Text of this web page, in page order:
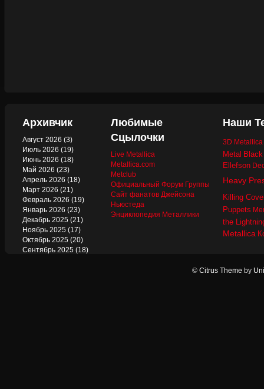
Архивчик
Август 2026 (3)
Июль 2026 (19)
Июнь 2026 (18)
Май 2026 (23)
Апрель 2026 (18)
Март 2026 (21)
Февраль 2026 (19)
Январь 2026 (23)
Декабрь 2025 (21)
Ноябрь 2025 (17)
Октябрь 2025 (20)
Сентябрь 2025 (18)
Любимые
Сцылочки
Live Metallica
Metallica.com
Metclub
Официальный Форум Группы
Сайт фанатов Джейсона
Ньюстеда
Энциклопедия Металлики
Наши
3D
Metal
Ellefson
Heavy
Killing
Puppets
the
Metallica
© Citrus Theme by